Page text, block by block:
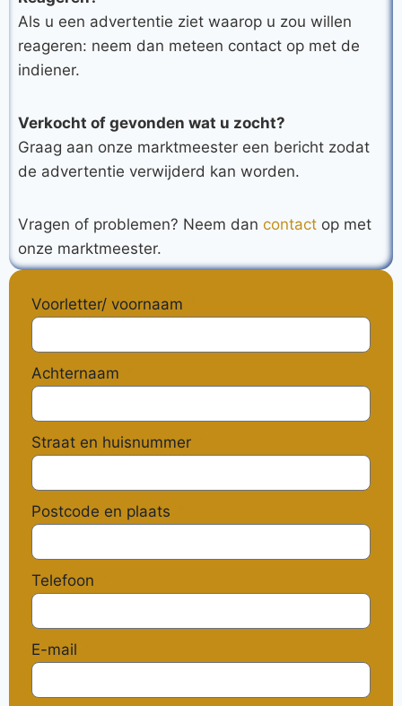
Als u een advertentie ziet waarop u zou willen
reageren: neem dan meteen contact op met de
indiener.
Verkocht of gevonden wat u zocht?
Graag aan onze marktmeester een bericht zodat
de advertentie verwijderd kan worden.
Vragen of problemen? Neem dan contact op met
onze marktmeester.
Voorletter/ voornaam
Achternaam
Straat en huisnummer
Postcode en plaats
Telefoon
E-mail